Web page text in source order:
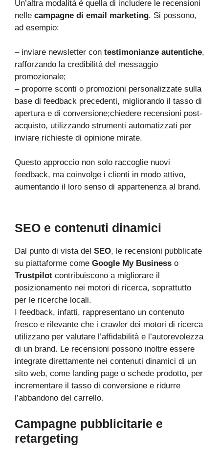
Un’altra modalità è quella di includere le recensioni
nelle campagne di email marketing. Si possono,
ad esempio:
– inviare newsletter con testimonianze autentiche,
rafforzando la credibilità del messaggio
promozionale;
– proporre sconti o promozioni personalizzate sulla
base di feedback precedenti, migliorando il tasso di
apertura e di conversione;chiedere recensioni post-
acquisto, utilizzando strumenti automatizzati per
inviare richieste di opinione mirate.
Questo approccio non solo raccoglie nuovi
feedback, ma coinvolge i clienti in modo attivo,
aumentando il loro senso di appartenenza al brand.
SEO e contenuti dinamici
Dal punto di vista del SEO, le recensioni pubblicate
su piattaforme come Google My Business o
Trustpilot contribuiscono a migliorare il
posizionamento nei motori di ricerca, soprattutto
per le ricerche locali.
I feedback, infatti, rappresentano un contenuto
fresco e rilevante che i crawler dei motori di ricerca
utilizzano per valutare l’affidabilità e l’autorevolezza
di un brand. Le recensioni possono inoltre essere
integrate direttamente nei contenuti dinamici di un
sito web, come landing page o schede prodotto, per
incrementare il tasso di conversione e ridurre
l’abbandono del carrello.
Campagne pubblicitarie e
retargeting